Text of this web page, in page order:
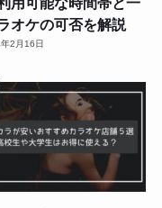
オケの可否を解説
2月16日